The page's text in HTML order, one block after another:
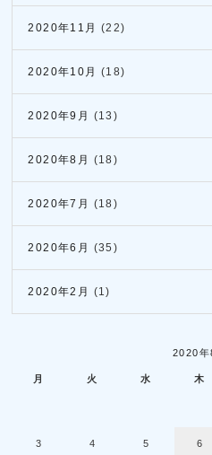
2020年11月 (22)
2020年10月 (18)
2020年9月 (13)
2020年8月 (18)
2020年7月 (18)
2020年6月 (35)
2020年2月 (1)
2020年
月 火 水 木
3 4 5 6